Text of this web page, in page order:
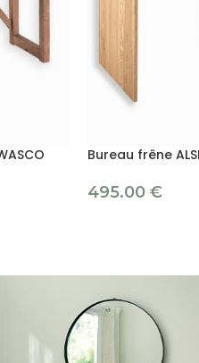
Bureau frêne
495.00 €